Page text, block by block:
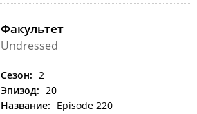
Факультет
Undressed
Сезон: 2
Эпизод: 20
Название: Episode 220